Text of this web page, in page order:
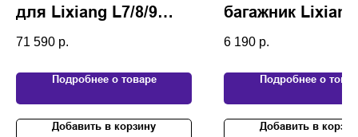
для Lixiang L7/8/9
алюминий
71 590 р.
Подробнее о товаре
Добавить в корзину
багажник
6 190 р.
Подробнее о
Добавить в